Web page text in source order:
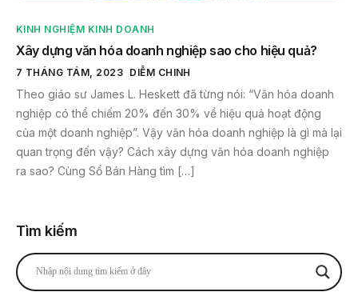
KINH NGHIỆM KINH DOANH
Xây dựng văn hóa doanh nghiệp sao cho hiệu quả?
7 THÁNG TÁM, 2023 DIỄM CHINH
Theo giáo sư James L. Heskett đã từng nói: “Văn hóa doanh
nghiệp có thể chiếm 20% đến 30% về hiệu quả hoạt động
của một doanh nghiệp”. Vậy văn hóa doanh nghiệp là gì mà lại
quan trọng đến vậy? Cách xây dựng văn hóa doanh nghiệp
ra sao? Cùng Sổ Bán Hàng tìm […]
Tìm kiếm